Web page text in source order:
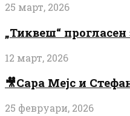
25 март, 2026
„Тиквеш“
12 март, 2026
🎥Сара Мејс и
25 февруари, 2026